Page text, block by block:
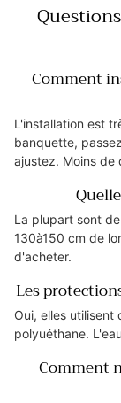
Comment
L'installation est
banquette,
ajustez. Moins de
La plupart sont de
130à150 cm de
d'acheter.
Les
Oui, elles utilisent
polyuéthane.
Comment